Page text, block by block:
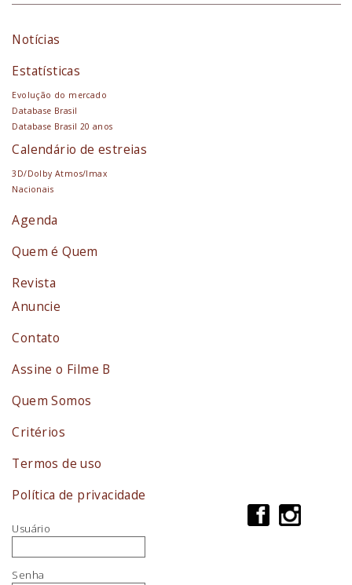
Notícias
Estatísticas
Evolução do mercado
Database Brasil
Database Brasil 20 anos
Calendário de estreias
3D/Dolby Atmos/Imax
Nacionais
Agenda
Quem é Quem
Revista
Anuncie
Contato
Assine o Filme B
Quem Somos
Critérios
Termos de uso
Política de privacidade
Usuário
Senha